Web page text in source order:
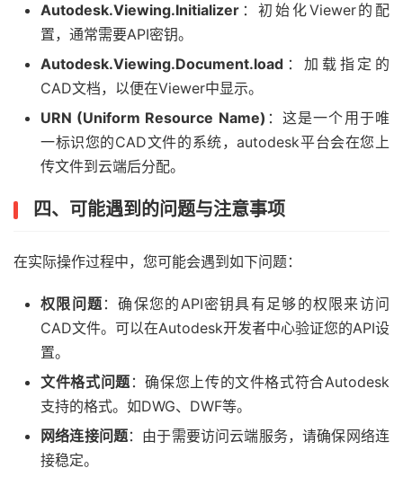
var documentId = '大约的CAD文件地址';
Autodesk.Viewing.Initializer(options
var viewerDiv = document
Autodesk.Viewing .Document. load( documentId ,
});
Autodesk.Viewing.Initializer ：初始化Viewer的配
置，通常需要API密钥。
Autodesk.Viewing.Document.load ：加载指定的
CAD文档，以便在Viewer中显示。
URN (Uniform Resource Name) ：这是一个用于唯
一标识您的CAD文件的系统，autodesk平台会在您上
传文件到云端后分配。
四、可能遇到的问题与注意事项
在实际操作过程中，您可能会遇到如下问题：
权限问题：确保您的API密钥具有足够的权限来访问
CAD文件。可以在Autodesk开发者中心验证您的API设
置。
文件格式问题：确保您上传的文件格式符合Autodesk
支持的格式。如DWG、DWF等。
网络连接问题：由于需要访问云端服务，请确保网络连
接稳定。